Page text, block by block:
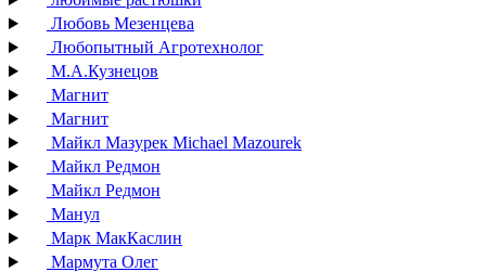
Любовь Мезенцева
Любопытный Агротехнолог
М.А.Кузнецов
Магнит
Магнит
Майкл Мазурек Michael Mazourek
Майкл Редмон
Майкл Редмон
Манул
Марк МакКаслин
Мармута Олег